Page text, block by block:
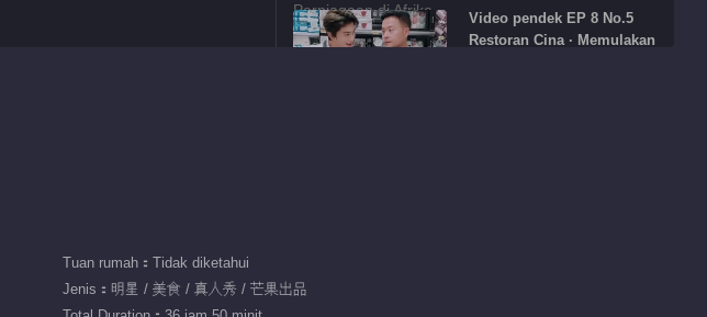
Video pendek EP 8 No.5
Restoran Cina · Memulakan
Tuan rumah：Tidak diketahui
Jenis：明星 / 美食 / 真人秀 / 芒果出品